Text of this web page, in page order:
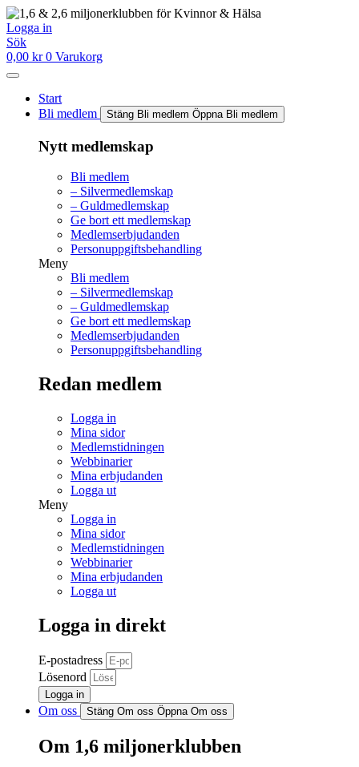
Hoppa
till
innehåll
Logga in
Sök
0,00 kr 0 Varukorg
Start
Bli medlem
Stäng Bli medlem Öppna Bli medlem
Nytt medlemskap
Bli medlem
– Silvermedlemskap
– Guldmedlemskap
Ge bort ett medlemskap
Medlemserbjudanden
Personuppgiftsbehandling
Meny
Bli medlem
– Silvermedlemskap
– Guldmedlemskap
Ge bort ett medlemskap
Medlemserbjudanden
Personuppgiftsbehandling
Redan medlem
Logga in
Mina sidor
Medlemstidningen
Webbinarier
Mina erbjudanden
Logga ut
Meny
Logga in
Mina sidor
Medlemstidningen
Webbinarier
Mina erbjudanden
Logga ut
Logga in direkt
E-postadress
Lösenord
Logga in
Om oss Stäng Om oss Öppna Om oss
Om 1,6 miljonerklubben